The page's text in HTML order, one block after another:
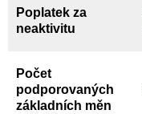
Poplatek za
neaktivitu
Počet
podporovaných
základních měn